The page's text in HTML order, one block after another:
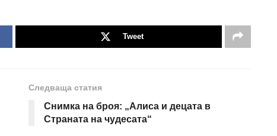
Tweet
Следваща статия
Снимка на броя: „Алиса и децата в
Страната на чудесата“